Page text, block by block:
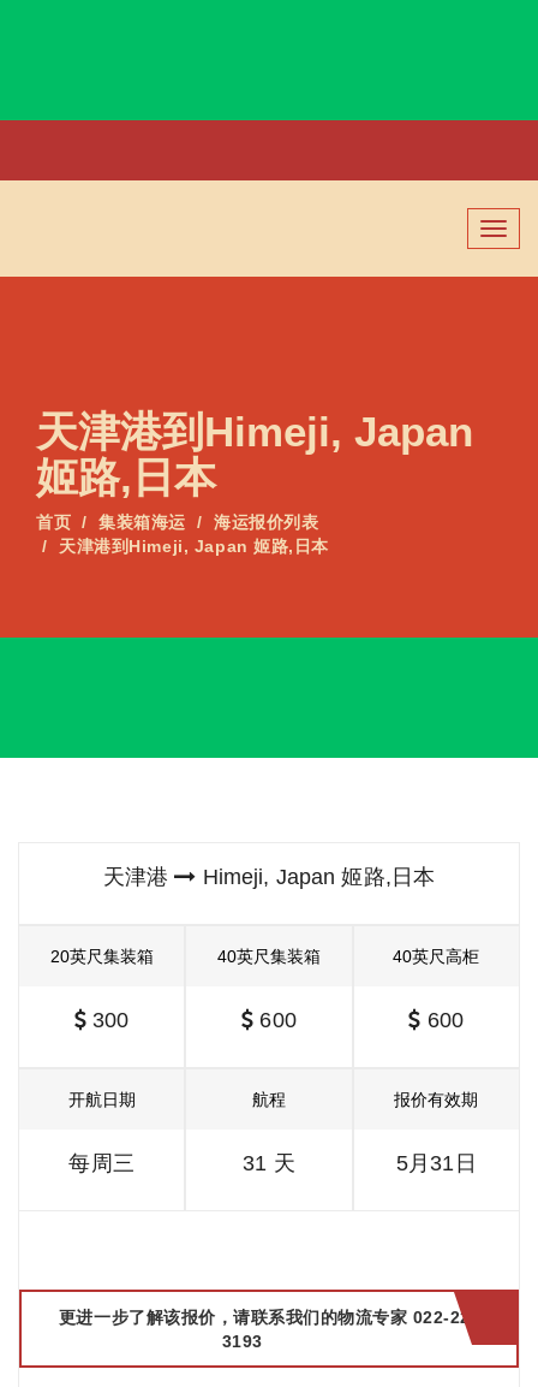
切
换
导
天津港到Himeji, Japan
姬路,日本
首页 集装箱海运
海运报价列表
天津港到Himeji, Japan 姬路,日本
天津港 Himeji, Japan 姬路,日本
20英尺集装箱
300
40英尺集装箱
600
40英尺高柜
600
开航日期
每周三
航程
31 天
报价有效期
5月31日
更进一步了解该报价，请联系我们的物流专家 022-2299
3193